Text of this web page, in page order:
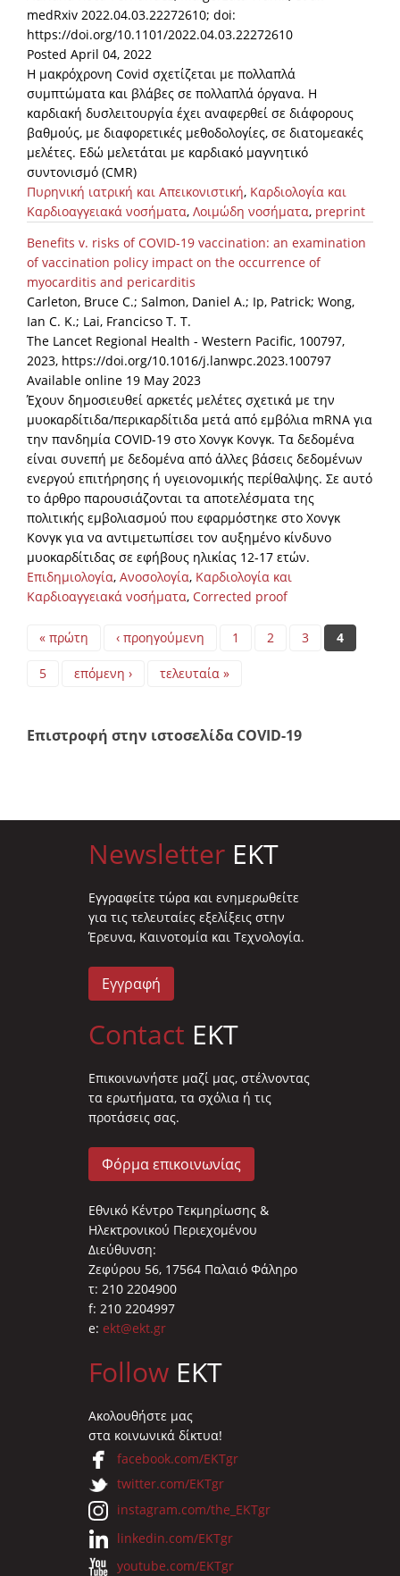
medRxiv 2022.04.03.22272610; doi:
https://doi.org/10.1101/2022.04.03.22272610
Posted April 04, 2022
Η μακρόχρονη Covid σχετίζεται με πολλαπλά
συμπτώματα και βλάβες σε πολλαπλά όργανα. Η
καρδιακή δυσλειτουργία έχει αναφερθεί σε διάφορους
βαθμούς, με διαφορετικές μεθοδολογίες, σε διατομεακές
μελέτες. Εδώ μελετάται με καρδιακό μαγνητικό
συντονισμό (CMR)
Πυρηνική ιατρική και Απεικονιστική, Καρδιολογία και
Καρδιοαγγειακά νοσήματα, Λοιμώδη νοσήματα, preprint
Benefits v. risks of COVID-19 vaccination: an examination
of vaccination policy impact on the occurrence of
myocarditis and pericarditis
Carleton, Bruce C.; Salmon, Daniel A.; Ip, Patrick; Wong,
Ian C. K.; Lai, Francicso T. T.
The Lancet Regional Health - Western Pacific, 100797,
2023, https://doi.org/10.1016/j.lanwpc.2023.100797
Available online 19 May 2023
Έχουν δημοσιευθεί αρκετές μελέτες σχετικά με την
μυοκαρδίτιδα/περικαρδίτιδα μετά από εμβόλια mRNA για
την πανδημία COVID-19 στο Χονγκ Κονγκ. Τα δεδομένα
είναι συνεπή με δεδομένα από άλλες βάσεις δεδομένων
ενεργού επιτήρησης ή υγειονομικής περίθαλψης. Σε αυτό
το άρθρο παρουσιάζονται τα αποτελέσματα της
πολιτικής εμβολιασμού που εφαρμόστηκε στο Χονγκ
Κονγκ για να αντιμετωπίσει τον αυξημένο κίνδυνο
μυοκαρδίτιδας σε εφήβους ηλικίας 12-17 ετών.
Επιδημιολογία, Ανοσολογία, Καρδιολογία και
Καρδιοαγγειακά νοσήματα, Corrected proof
Pages
« πρώτη ‹ προηγούμενη 1 2 3 4
5 επόμενη › τελευταία »
Επιστροφή στην ιστοσελίδα COVID-19
Newsletter EKT
Eγγραφείτε τώρα και ενημερωθείτε
για τις τελευταίες εξελίξεις στην
Έρευνα, Καινοτομία και Τεχνολογία.
Εγγραφή
Contact EKT
Επικοινωνήστε μαζί μας, στέλνοντας
τα ερωτήματα, τα σχόλια ή τις
προτάσεις σας.
Φόρμα επικοινωνίας
Εθνικό Κέντρο Τεκμηρίωσης &
Ηλεκτρονικού Περιεχομένου
Διεύθυνση:
Ζεφύρου 56, 17564 Παλαιό Φάληρο
τ: 210 2204900
f: 210 2204997
e: ekt@ekt.gr
Follow EKT
Ακολουθήστε μας
στα κοινωνικά δίκτυα!
facebook.com/EKTgr
twitter.com/EKTgr
instagram.com/the_EKTgr
linkedin.com/EKTgr
youtube.com/EKTgr